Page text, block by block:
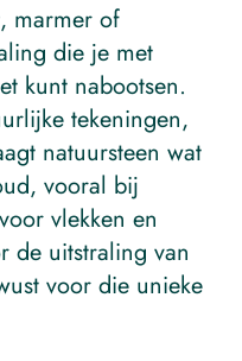
marmer of
die je met
kunt nabootsen.
tekeningen,
natuursteen wat
vooral bij
vlekken en
de uitstraling van
voor die unieke